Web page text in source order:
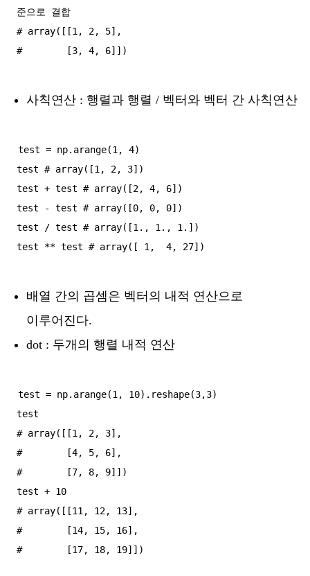
준으로 결합
# array([[1, 2, 5],
사칙연산 : 행렬과 행렬 / 벡터와 벡터 간 사칙연산
test = np.arange(1, 4)
test # array([1, 2, 3])
test + test # array([2, 4, 6])
test - test # array([0, 0, 0])
test / test # array([1., 1., 1.])
배열 간의 곱셈은 벡터의 내적 연산으로
이루어진다.
dot : 두개의 행렬 내적 연산
test = np.arange(1, 10).reshape(3,3)
test
# array([[1, 2, 3],
#        [4, 5, 6],
#        [7, 8, 9]])
test + 10
# array([[11, 12, 13],
#        [14, 15, 16],